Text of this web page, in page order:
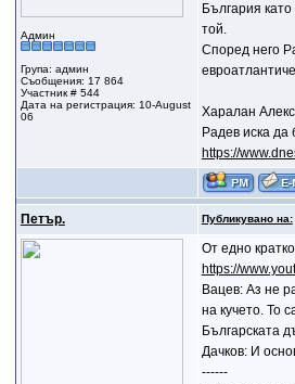
Админ
Група: админ
Съобщения: 17 864
Участник # 544
Дата на регистрация: 10-August
06
България
той.
Според него
Харалан
Радев иска
https://
Петър. Публикувано на:
От едно
https://
Вацев: Аз не
на кучето. То
Българската
Дачков: И
------